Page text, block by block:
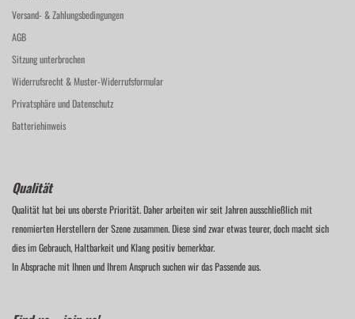
Versand- & Zahlungsbedingungen
AGB
Sitzung unterbrochen
Widerrufsrecht & Muster-Widerrufsformular
Privatsphäre und Datenschutz
Batteriehinweis
Qualität
Qualität hat bei uns oberste Priorität. Daher arbeiten wir seit Jahren ausschließlich mit
renomierten Herstellern der Szene zusammen. Diese sind zwar etwas teurer, doch macht sich
dies im Gebrauch, Haltbarkeit und Klang positiv bemerkbar.
In Absprache mit Ihnen und Ihrem Anspruch suchen wir das Passende aus.